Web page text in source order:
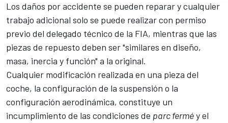
Los daños por accidente se pueden reparar y cualquier
trabajo adicional solo se puede realizar con permiso
previo del delegado técnico de la FIA, mientras que las
piezas de repuesto deben ser "similares en diseño,
masa, inercia y función" a la original.
Cualquier modificación realizada en una pieza del
coche, la configuración de la suspensión o la
configuración aerodinámica, constituye un
incumplimiento de las condiciones de parc ferméy el